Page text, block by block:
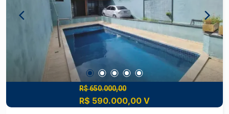
piso superior ? Pavimento inferior com
possibilidade de personalização dos
acabamentos Localização privilegiada:
Localizada no bairro Santa Rosa, a casa é uma
excelente opção para quem busca morar em uma
região tranquila e valorizada, com conforto,
espaço e uma área gourmet ideal para reunir
familiares e amigos.R$ 650.000,00
R$ 590.000,00 V